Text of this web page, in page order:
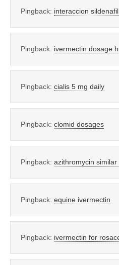
Pingback: interaccion
Pingback: ivermectin dosage
Pingback: cialis 5 mg daily
Pingback: clomid dosages
Pingback: azithromycin
Pingback: equine ivermectin
Pingback: ivermectin for